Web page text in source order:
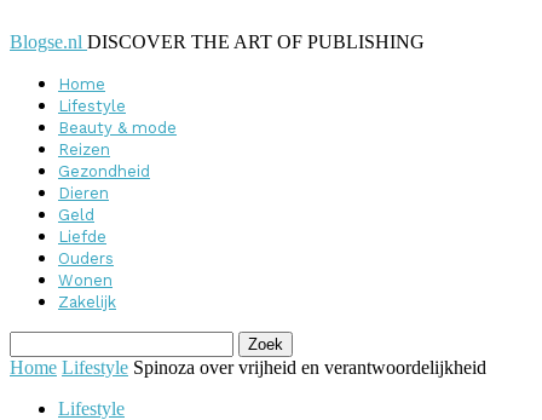
Blogse.nl DISCOVER THE ART OF PUBLISHING
Home
Lifestyle
Beauty & mode
Reizen
Gezondheid
Dieren
Geld
Liefde
Ouders
Wonen
Zakelijk
Home Lifestyle Spinoza over vrijheid en verantwoordelijkheid
Lifestyle